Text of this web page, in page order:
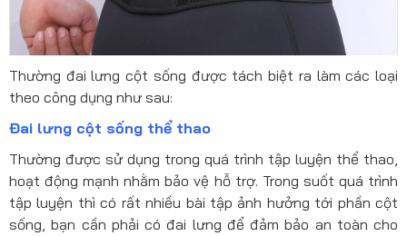
Thường đai lưng cột sống được tách biệt ra làm các loại
theo công dụng như sau:
Đai lưng cột sống thể thao
Thường được sử dụng trong quá trình tập luyện thể thao,
hoạt động mạnh nhằm bảo vệ hỗ trợ. Trong suốt quá trình
tập luyện thì có rất nhiều bài tập ảnh hưởng tới phần cột
sống, bạn cần phải có đai lưng để đảm bảo an toàn cho